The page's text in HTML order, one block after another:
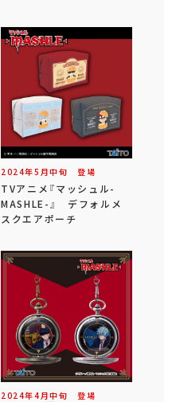
2024年5 月中旬 登場
TVアニメ『マッシュル-
MASHLE-』 デフォルメ
スクエアポーチ
2024年4 月中旬 登場